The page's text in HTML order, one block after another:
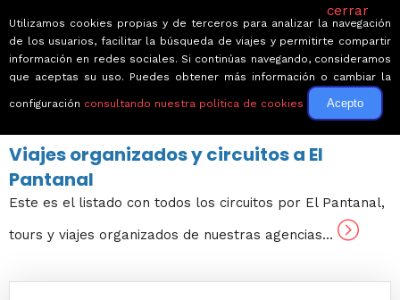
← Volver a Circuitos por América
Viajes organizados y circuitos a El
Pantanal
Este es el listado con todos los circuitos por El Pantanal,
tours y viajes organizados de nuestras agencias...
cerrar
Utilizamos cookies propias y de terceros para analizar la navegación
de los usuarios, facilitar la búsqueda de viajes y permitirte compartir
información en redes sociales. Si continúas navegando, consideramos
que aceptas su uso. Puedes obtener más información o cambiar la
configuración consultando nuestra política de cookies Acepto